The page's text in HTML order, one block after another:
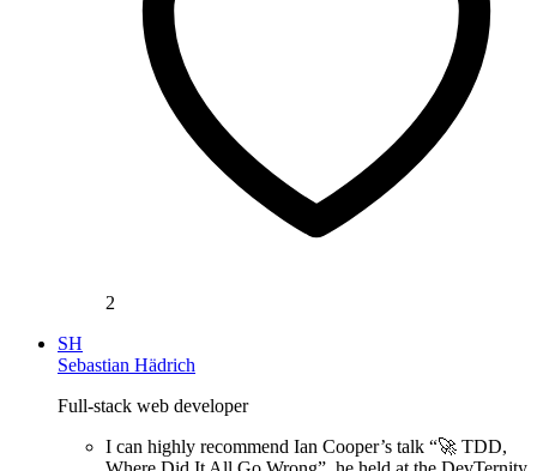
2
SH
Sebastian Hädrich
Full-stack web developer
I can highly recommend Ian Cooper’s talk “🚀 TDD,